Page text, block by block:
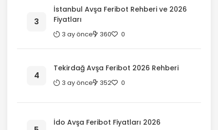
İstanbul Avşa Feribot Rehberi ve 2026
Fiyatları
3 ay önce 360 0
Tekirdağ Avşa Feribot 2026 Rehberi
3 ay önce 352 0
İdo Avşa Feribot Fiyatları 2026